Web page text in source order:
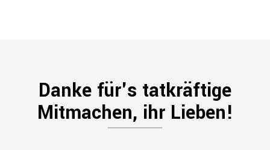
Danke für's tatkräftige
Mitmachen, ihr Lieben!